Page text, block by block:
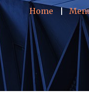
Home